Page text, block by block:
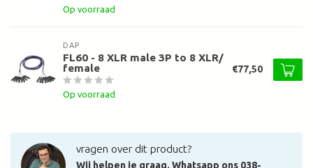
Op voorraad
DAP
FL60 - 8 XLR male 3P to 8 XLR/
female
Op voorraad
€77,50
vragen over dit product?
Wij helpen je graag. Whatsapp ons 038-